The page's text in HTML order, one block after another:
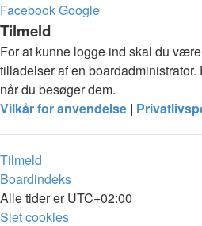
FacebookGoogle
Tilmeld
For at kunne logge ind skal du
tilladelser af en
når du besøger dem.
Vilkår for anvendelse |
Tilmeld
Boardindeks
Alle tider erUTC+02:00
Slet cookies